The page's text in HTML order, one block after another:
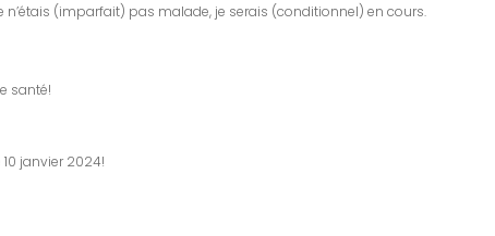
n’étais (imparfait) pas malade, je serais (conditionnel) en cours.
santé!
janvier 2024!